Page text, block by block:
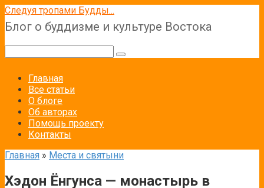
Перейти
к
контенту
Следуя тропами Будды...
Блог о буддизме и культуре Востока
Главная
Все статьи
О блоге
Об авторах
Помощь проекту
Контакты
Главная » Места и святыни
Хэдон Ёнгунса — монастырь в